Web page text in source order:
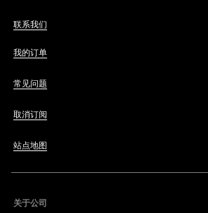
联系我们
我的订单
常见问题
取消订阅
站点地图
关于公司